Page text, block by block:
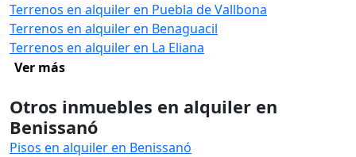
Terrenos en alquiler en Puebla de Vallbona
Terrenos en alquiler en Benaguacil
Terrenos en alquiler en La Eliana
Ver más
Otros inmuebles en alquiler en
Benissanó
Pisos en alquiler en Benissanó